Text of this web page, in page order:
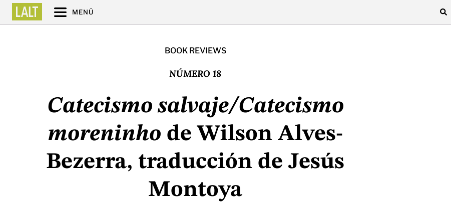
MENÚ
BOOK REVIEWS
NÚMERO 18
Catecismo salvaje/Catecismo
moreninho de Wilson Alves-
Bezerra, traducción de Jesús
Montoya